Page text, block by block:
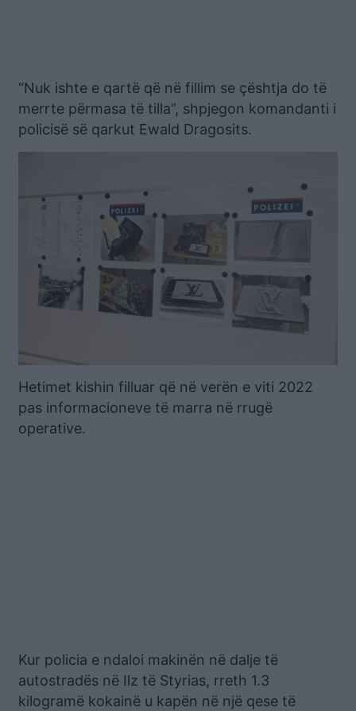
“Nuk ishte e qartë që në fillim se çështja do të
merrte përmasa të tilla”, shpjegon komandanti i
policisë së qarkut Ewald Dragosits.
Hetimet kishin filluar që në verën e viti 2022
pas informacioneve të marra në rrugë
operative.
Kur policia e ndaloi makinën në dalje të
autostradës në Ilz të Styrias, rreth 1.3
kilogramë kokainë u kapën në një qese të